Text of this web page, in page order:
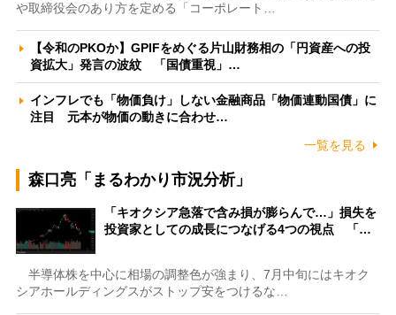
や取締役会のあり方を定める「コーポレート…
【令和のPKOか】GPIFをめぐる片山財務相の「円資産への投
資拡大」発言の波紋 「国債重視」…
インフレでも「物価負け」しない金融商品「物価連動国債」に
注目 元本が物価の動きに合わせ…
一覧を見る
森口亮「まるわかり市況分析」
「キオクシア急落で含み損が膨らんで…」損失を
投資家としての成長につなげる4つの視点 「…
半導体株を中心に相場の調整色が強まり、7月中旬にはキオク
シアホールディングスがストップ安をつけるな…